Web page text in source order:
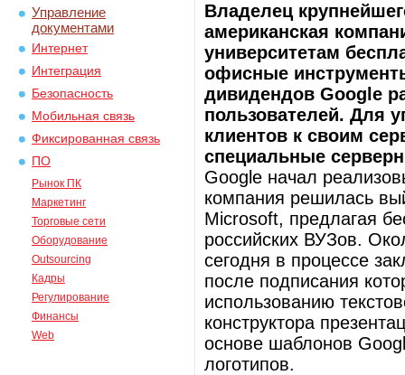
Управление
документами
Интернет
Интеграция
Безопасность
Мобильная связь
Фиксированная связь
ПО
Рынок ПК
Маркетинг
Торговые сети
Оборудование
Outsourcing
Кадры
Регулирование
Финансы
Web
Владелец
американская
университетам
офисные
дивидендов Google
пользователей. Для
клиентов к своим
специальные
Google начал
компания решилась
Microsoft, предлагая
российских ВУЗов.
сегодня в процессе
после подписания
использованию
конструктора
основе шаблонов
логотипов.